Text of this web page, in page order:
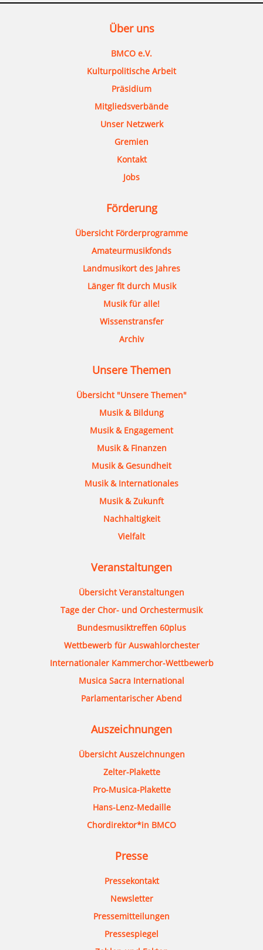
Über uns
BMCO e.V.
Kulturpolitische Arbeit
Präsidium
Mitgliedsverbände
Unser Netzwerk
Gremien
Kontakt
Jobs
Förderung
Übersicht Förderprogramme
Amateurmusikfonds
Landmusikort des Jahres
Länger fit durch Musik
Musik für alle!
Wissenstransfer
Archiv
Unsere Themen
Übersicht "Unsere Themen"
Musik & Bildung
Musik & Engagement
Musik & Finanzen
Musik & Gesundheit
Musik & Internationales
Musik & Zukunft
Nachhaltigkeit
Vielfalt
Veranstaltungen
Übersicht Veranstaltungen
Tage der Chor- und Orchestermusik
Bundesmusiktreffen 60plus
Wettbewerb für Auswahlorchester
Internationaler Kammerchor-Wettbewerb
Musica Sacra International
Parlamentarischer Abend
Auszeichnungen
Übersicht Auszeichnungen
Zelter-Plakette
Pro-Musica-Plakette
Hans-Lenz-Medaille
Chordirektor*in BMCO
Presse
Pressekontakt
Newsletter
Pressemitteilungen
Pressespiegel